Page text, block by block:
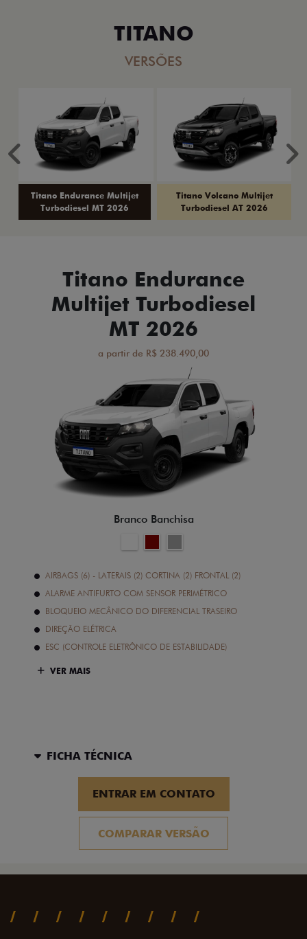
TITANO
VERSÕES
Titano Endurance Multijet
Turbodiesel MT 2026
Titano Volcano Multijet
Turbodiesel AT 2026
Anterior
Titano Endurance
Multijet Turbodiesel
MT 2026
a partir de R$ 238.490,00
Branco Banchisa
AIRBAGS (6) - LATERAIS (2) CORTINA (2) FRONTAL (2)
ALARME ANTIFURTO COM SENSOR PERIMÉTRICO
BLOQUEIO MECÂNICO DO DIFERENCIAL TRASEIRO
DIREÇÃO ELÉTRICA
ESC (CONTROLE ELETRÔNICO DE ESTABILIDADE)
VER MAIS
FICHA TÉCNICA
ENTRAR EM CONTATO
COMPARAR VERSÃO